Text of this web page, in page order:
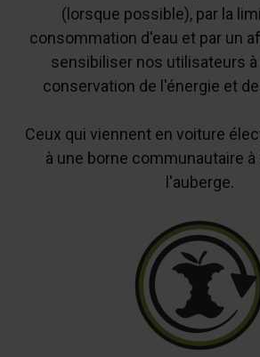
(lorsque possible), par la
consommation d'eau et par un
sensibiliser nos utilisateurs
conservation de l'énergie et
Ceux qui viennent en voiture
à une borne communautaire
l'auberge.